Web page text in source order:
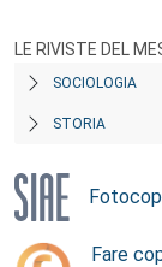
LE RIVISTE DEL
SOCIOLOGIA
STORIA
Fare